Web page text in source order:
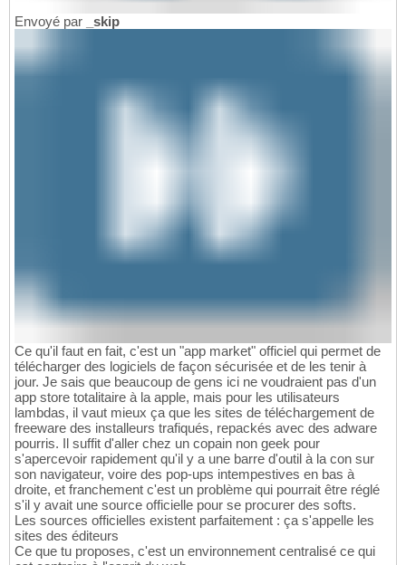
Envoyé par _skip
Ce qu'il faut en fait, c'est un "app market" officiel qui permet de
télécharger des logiciels de façon sécurisée et de les tenir à
jour. Je sais que beaucoup de gens ici ne voudraient pas d'un
app store totalitaire à la apple, mais pour les utilisateurs
lambdas, il vaut mieux ça que les sites de téléchargement de
freeware des installeurs trafiqués, repackés avec des adware
pourris. Il suffit d'aller chez un copain non geek pour
s'apercevoir rapidement qu'il y a une barre d'outil à la con sur
son navigateur, voire des pop-ups intempestives en bas à
droite, et franchement c'est un problème qui pourrait être réglé
s'il y avait une source officielle pour se procurer des softs.
Les sources officielles existent parfaitement : ça s'appelle les
sites des éditeurs
Ce que tu proposes, c'est un environnement centralisé ce qui